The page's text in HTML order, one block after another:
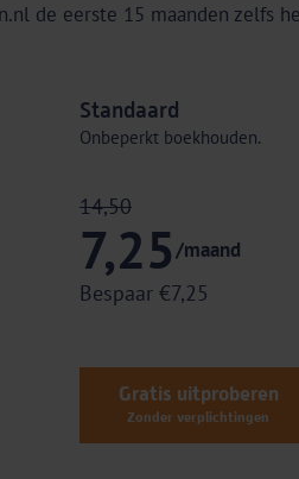
de eerste 15 maanden zelfs
Standaard
Onbeperkt boekhouden.
14,50
7,25/maand
Bespaar €7,25
Gratis uitproberen
Zonder verplichtingen